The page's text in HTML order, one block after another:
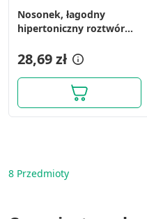
Nosonek, łagodny
hipertoniczny roztwór
spray, 120 ml
28,69 zł
8 Przedmioty